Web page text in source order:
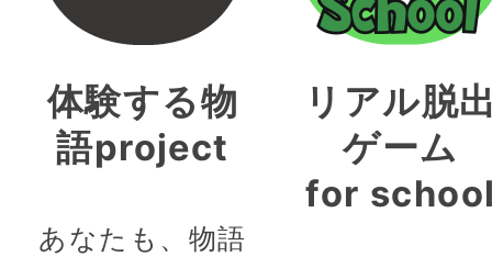
体験する物
語project
あなたも、物語
リアル脱
ゲーム
for